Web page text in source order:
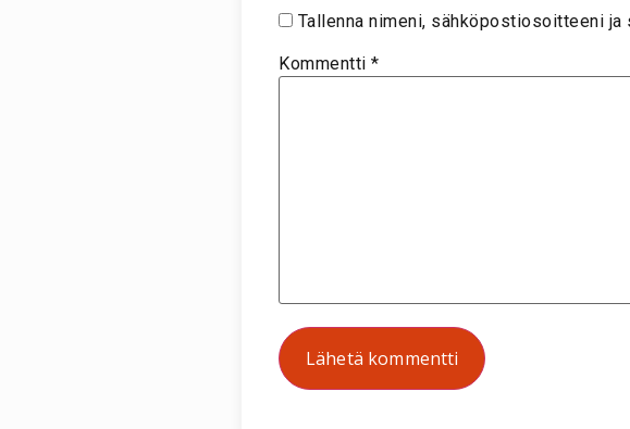
Tallenna nimeni, sähköpostiosoitteeni
Kommentti *